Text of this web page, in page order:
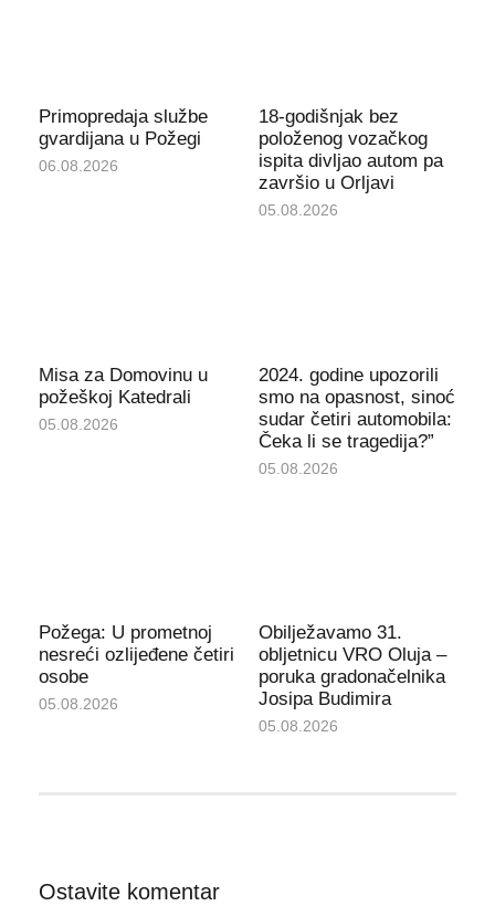
Primopredaja službe
gvardijana u Požegi
06.08.2026
18-godišnjak bez
položenog vozačkog
ispita divljao autom pa
završio u Orljavi
05.08.2026
Misa za Domovinu u
požeškoj Katedrali
05.08.2026
2024. godine upozorili
smo na opasnost, sinoć
sudar četiri automobila:
Čeka li se tragedija?”
05.08.2026
Požega: U prometnoj
nesreći ozlijeđene četiri
osobe
05.08.2026
Obilježavamo 31.
obljetnicu VRO Oluja –
poruka gradonačelnika
Josipa Budimira
05.08.2026
Ostavite komentar